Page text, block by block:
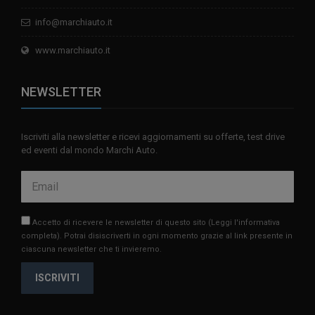
info@marchiauto.it
www.marchiauto.it
NEWSLETTER
Iscriviti alla newsletter e ricevi aggiornamenti su offerte, test drive
ed eventi dal mondo Marchi Auto.
Accetto di ricevere le newsletter di questo sito (Leggi l'informativa
completa). Potrai disiscriverti in ogni momento grazie al link presente in
ciascuna newsletter che ti invieremo.
ISCRIVITI